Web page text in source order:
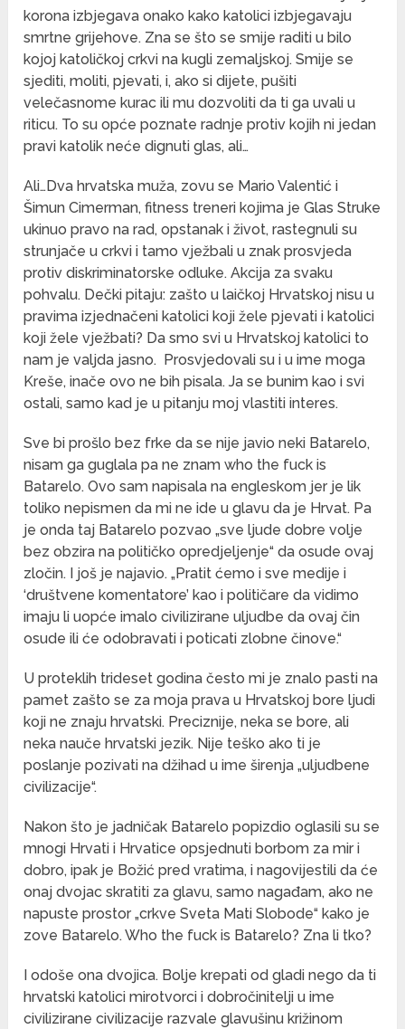
korona izbjegava onako kako katolici izbjegavaju
smrtne grijehove. Zna se što se smije raditi u bilo
kojoj katoličkoj crkvi na kugli zemaljskoj. Smije se
sjediti, moliti, pjevati, i, ako si dijete, pušiti
velečasnome kurac ili mu dozvoliti da ti ga uvali u
riticu. To su opće poznate radnje protiv kojih ni jedan
pravi katolik neće dignuti glas, ali…
Ali…Dva hrvatska muža, zovu se Mario Valentić i
Šimun Cimerman, fitness treneri kojima je Glas Struke
ukinuo pravo na rad, opstanak i život, rastegnuli su
strunjače u crkvi i tamo vježbali u znak prosvjeda
protiv diskriminatorske odluke. Akcija za svaku
pohvalu. Dečki pitaju: zašto u laičkoj Hrvatskoj nisu u
pravima izjednačeni katolici koji žele pjevati i katolici
koji žele vježbati? Da smo svi u Hrvatskoj katolici to
nam je valjda jasno. Prosvjedovali su i u ime moga
Kreše, inače ovo ne bih pisala. Ja se bunim kao i svi
ostali, samo kad je u pitanju moj vlastiti interes.
Sve bi prošlo bez frke da se nije javio neki Batarelo,
nisam ga guglala pa ne znam who the fuck is
Batarelo. Ovo sam napisala na engleskom jer je lik
toliko nepismen da mi ne ide u glavu da je Hrvat. Pa
je onda taj Batarelo pozvao „sve ljude dobre volje
bez obzira na političko opredjeljenje“ da osude ovaj
zločin. I još je najavio. „Pratit ćemo i sve medije i
‘društvene komentatore’ kao i političare da vidimo
imaju li uopće imalo civilizirane uljudbe da ovaj čin
osude ili će odobravati i poticati zlobne činove.“
U proteklih trideset godina često mi je znalo pasti na
pamet zašto se za moja prava u Hrvatskoj bore ljudi
koji ne znaju hrvatski. Preciznije, neka se bore, ali
neka nauče hrvatski jezik. Nije teško ako ti je
poslanje pozivati na džihad u ime širenja „uljudbene
civilizacije“.
Nakon što je jadničak Batarelo popizdio oglasili su se
mnogi Hrvati i Hrvatice opsjednuti borbom za mir i
dobro, ipak je Božić pred vratima, i nagovijestili da će
onaj dvojac skratiti za glavu, samo nagađam, ako ne
napuste prostor „crkve Sveta Mati Slobode“ kako je
zove Batarelo. Who the fuck is Batarelo? Zna li tko?
I odoše ona dvojica. Bolje krepati od gladi nego da ti
hrvatski katolici mirotvorci i dobročinitelji u ime
civilizirane civilizacije razvale glavušinu križinom